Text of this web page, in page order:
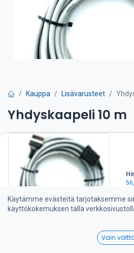
Kauppa Lisävarusteet
Yhdyskaapeli 10 m
56,54€
Lisää
Lisää toivelistalle
Käytämme evästeitä tarjotaksemme
käyttökokemuksen tällä
Vain